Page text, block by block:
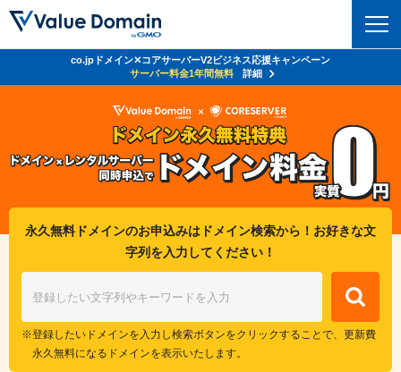
ドメイン検索
ドメイン移管
ドメイン一括検索
.jpドメインオークション
サーバートップ
バリューサーバー
XREA
セキュリティ
セキュリティトップ
Value Domain ネットde診断
サイトロック
お得意様割引
おまかせスタート
マニュアル ライブチャット
co.jpドメイン✕コアサーバーV2ビジネス応援キャンペーン
サーバー料金1年間無料
詳細
永久無料ドメインのお申込みはドメイン検索から！お好きな文
字列を入力してください！
登録したいドメインを入力し検索ボタンをクリックすることで、更新費
永久無料になるドメインを表示いたします。